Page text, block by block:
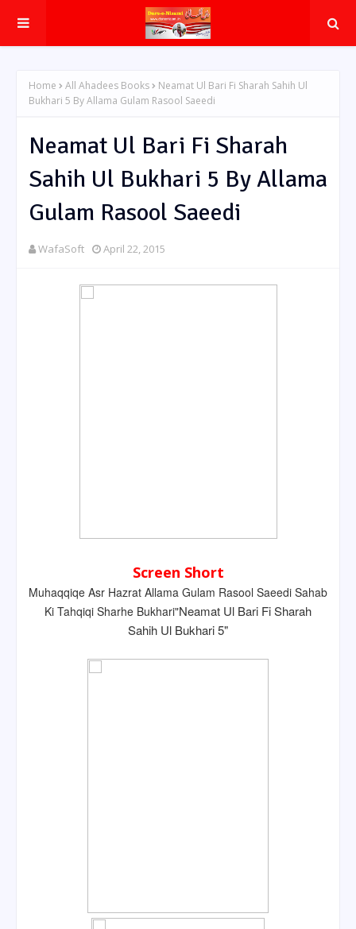
Home All Ahadees Books
Neamat Ul Bari Fi Sharah Sahih Ul
Bukhari 5 By Allama Gulam Rasool Saeedi
Neamat Ul Bari Fi Sharah
Sahih Ul Bukhari 5 By Allama
Gulam Rasool Saeedi
WafaSoft April 22, 2015
Screen Short
Muhaqqiqe Asr Hazrat Allama Gulam Rasool Saeedi Sahab
Ki Tahqiqi Sharhe Bukhari"Neamat Ul Bari Fi Sharah
Sahih Ul Bukhari 5"